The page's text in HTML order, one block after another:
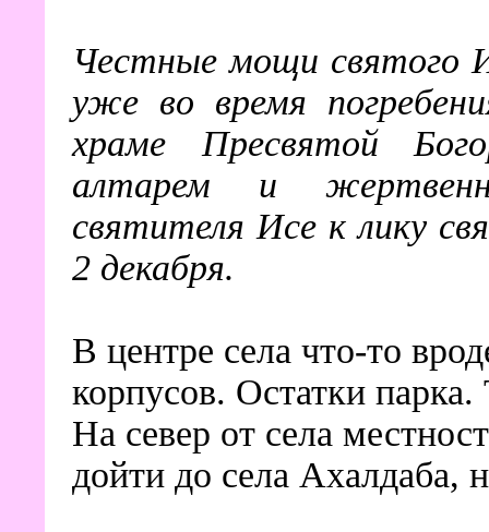
Честные мощи святого
уже во время
храме Пресвятой
алтарем и
святителя Исе к лику
2 декабря.
В центре села что-то
корпусов. Остатки парка.
На север от села
дойти до села Ахалдаба,